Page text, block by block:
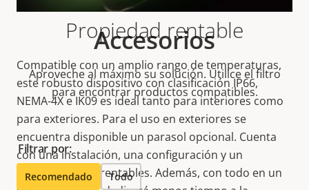
Propiedad rentable
Compatible con un amplio rango de temperaturas,
este robusto dispositivo con clasificación IP66,
NEMA-4X e IK09 es ideal tanto para interiores como
para exteriores. Para el uso en exteriores se
encuentra disponible un parasol opcional. Cuenta
con una instalación, una configuración y un
mantenimiento rentables. Además, con todo en un
Accesorios
Aproveche al máximo su solución. Utilice el filtro
para encontrar productos compatibles.
Filtrar por:
Recomendado Todo